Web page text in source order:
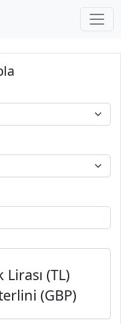
Lirası (TL)
(GBP)